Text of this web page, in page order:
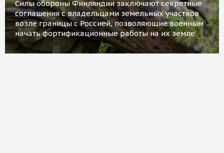
Силы обороны Финляндии заключают секретные
соглашения с владельцами земельных участков
возле границы с Россией, позволяющие военным
начать фортификационные работы на их земле